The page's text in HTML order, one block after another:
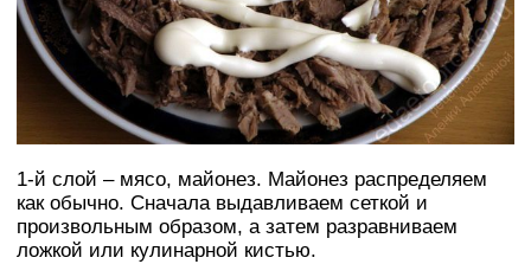
1-й слой – мясо, майонез. Майонез распределяем
как обычно. Сначала выдавливаем сеткой и
произвольным образом, а затем разравниваем
ложкой или кулинарной кистью.